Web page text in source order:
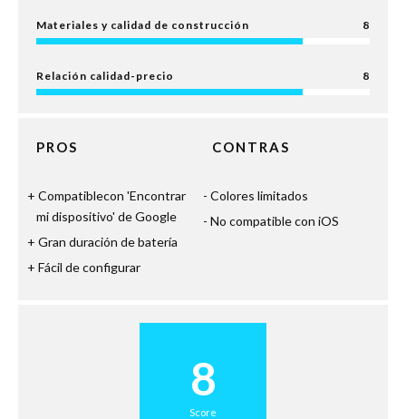
Materiales y calidad de construcción 8
Relación calidad-precio 8
PROS
Compatiblecon 'Encontrar
mi dispositivo' de Google
Gran duración de batería
Fácil de configurar
CONTRAS
Colores limitados
No compatible con iOS
8
Score